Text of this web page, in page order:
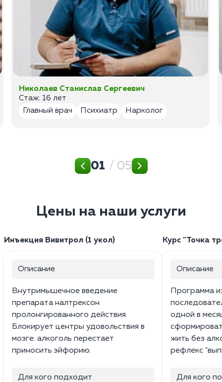
Николаев Станислав Сергеевич
Стаж: 16 лет
Главный врач
Психиатр Нарколог
01 / 05
Цены на наши услуги
Инъекция Вивитрол (1 укол)
Описание
Внутримышечное введение
препарата налтрексон
пролонгированного действия.
Блокирует центры удовольствия в
мозге: алкоголь перестает
приносить эйфорию.
Для кого подходит
Курс "Точка
Описание
Программа
одной в
жить без
рефлекс
Для кого